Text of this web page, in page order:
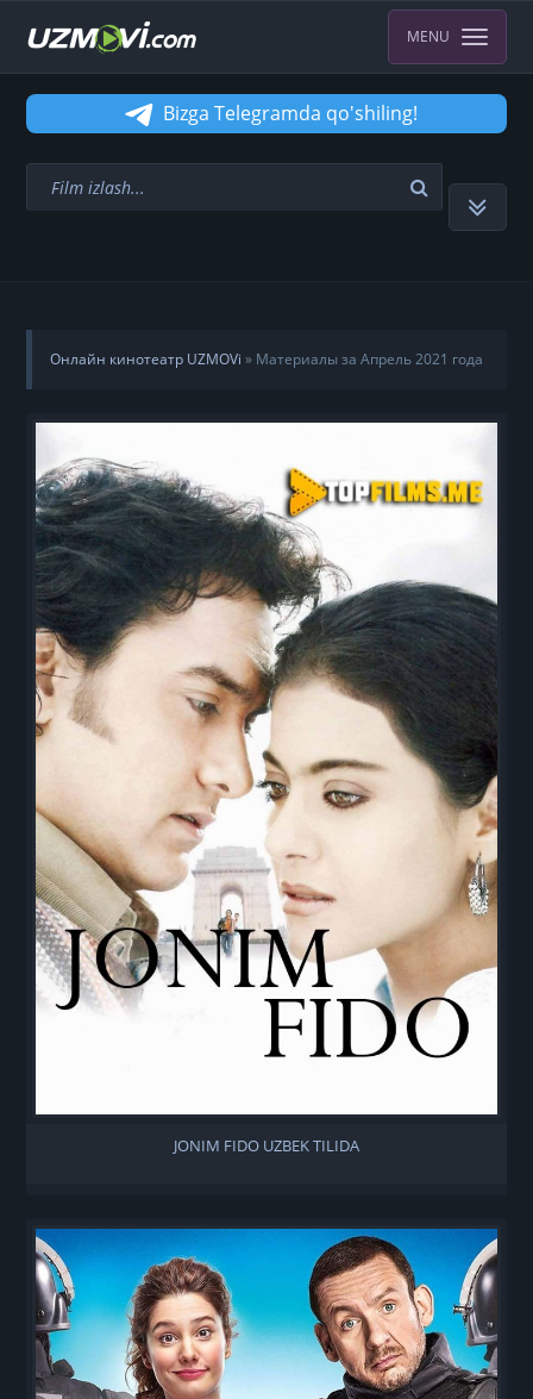
MENU
Bizga Telegramda qo'shiling!
Онлайн кинотеатр UZMOVi » Материалы за Апрель 2021 года
JONIM FIDO UZBEK TILIDA